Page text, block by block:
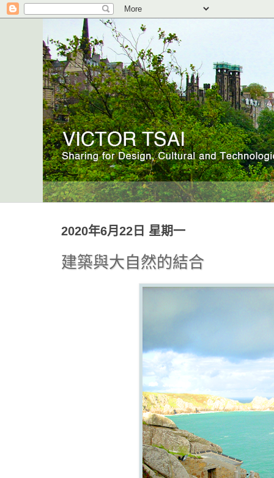
2020年6月22日 星期一
建築與大自然的結合